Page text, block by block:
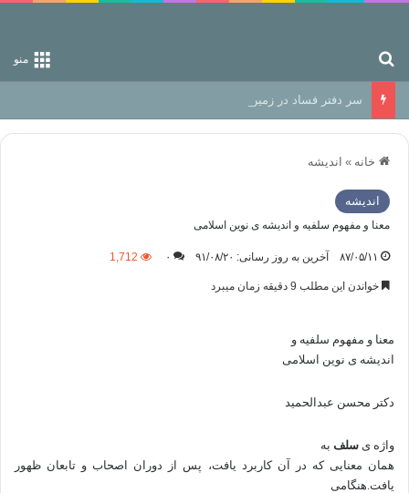
منو
سر دفتر فساد در زمین‌، دوری وکناره‌گیری از راه خداست‌!
خانه » اندیشه
اندیشه
معنا و مفهوم سلفیه و اندیشه ی نوین اسلامی
۸۷/۰۵/۱۱ آخرین به روز رسانی: ۹۱/۰۸/۲۰ ۰ 1,712
خواندن این مطلب 9 دقیقه زمان میبرد
معنا و مفهوم سلفیه و
اندیشه ی نوین اسلامی
دکتر محسن عبدالحمید
واژه ی سلف به
همان معنایی که در آن کاربرد یافت، پس از دوران اصحاب و تابعان ظهور
یافت.هنگامی